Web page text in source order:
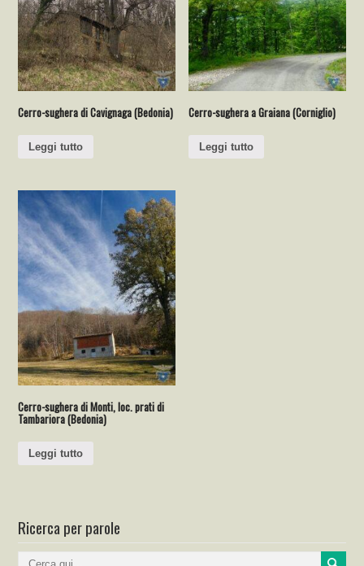
Cerro-sughera di Cavignaga (Bedonia)
Leggi tutto
Cerro-sughera a Graiana (Corniglio)
Leggi tutto
Cerro-sughera di Monti, loc. prati di
Tambariora (Bedonia)
Leggi tutto
Ricerca per parole